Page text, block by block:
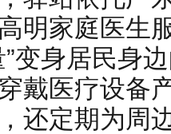
明家庭医生
变身居民身
戴医疗设备
还定期为周